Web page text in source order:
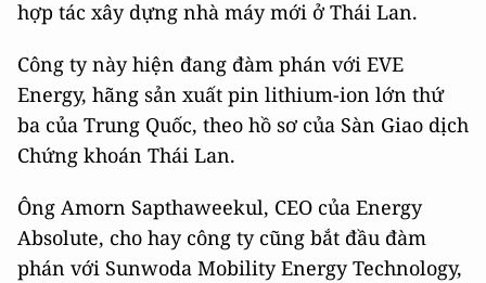
hợp tác xây dựng nhà máy mới ở Thái Lan.
Công ty này hiện đang đàm phán với EVE
Energy, hãng sản xuất pin lithium-ion lớn thứ
ba của Trung Quốc, theo hồ sơ của Sàn Giao dịch
Chứng khoán Thái Lan.
Ông Amorn Sapthaweekul, CEO của Energy
Absolute, cho hay công ty cũng bắt đầu đàm
phán với Sunwoda Mobility Energy Technology,